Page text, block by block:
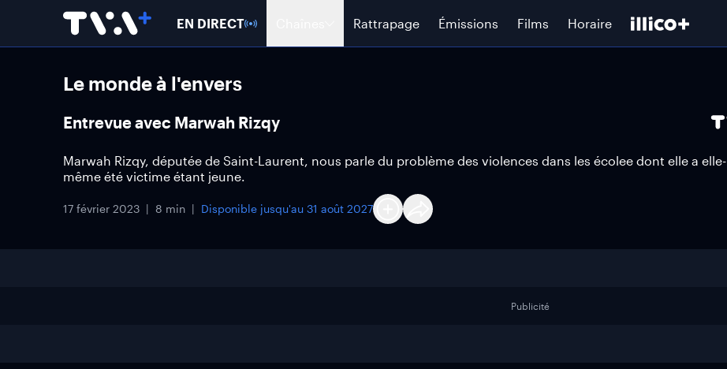
EN DIRECT Rattrapage Émissions Films Horaire
Le monde à l'envers
Entrevue avec Marwah Rizqy
Marwah Rizqy, députée de Saint-Laurent, nous parle du problème des violences dans les écolee dont elle a elle-
même été victime étant jeune.
17 février 2023 8 min Disponible jusqu'au 31 août 2027
Publicité